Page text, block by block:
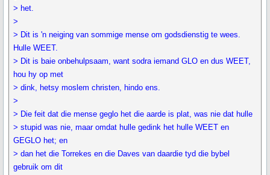
> het.
>
> Dit is 'n neiging van sommige mense om godsdienstig te wees.
Hulle WEET.
> Dit is baie onbehulpsaam, want sodra iemand GLO en dus WEET,
hou hy op met
> dink, hetsy moslem christen, hindo ens.
>
> Die feit dat die mense geglo het die aarde is plat, was nie dat hulle
> stupid was nie, maar omdat hulle gedink het hulle WEET en
GEGLO het; en
> dan het die Torrekes en die Daves van daardie tyd die bybel
gebruik om dit